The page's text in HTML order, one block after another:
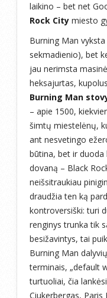
laikino – bet net
Rock City miesto
Burning Man
sekmadienio), bet
jau nerimsta
heksajurtas,
Burning Man
– apie 1500,
šimtų miestelėnų,
ant nesvetingo
būtina, bet ir duoda
dovaną – Black
neišsitraukiau
draudžia ten ką
kontroversiški: turi
renginys trunka tik
besižavintys, tai
Burning Man
terminais, „default
turtuoliai, čia
Ciukerbergas,